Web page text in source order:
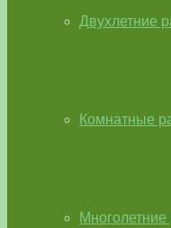
Двухлетние
Комнатные
Многолетние